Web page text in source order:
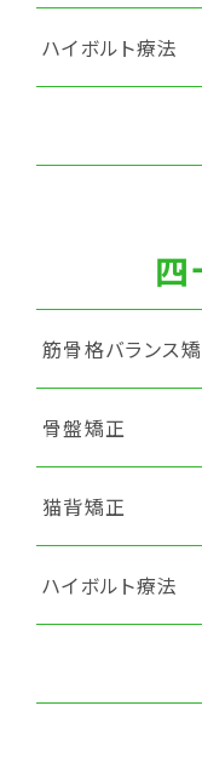
ハイボルト療法
四
筋骨格バランス
骨盤矯正
猫背矯正
ハイボルト療法